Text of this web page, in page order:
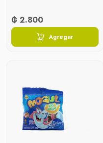
₲ 2.800
Agregar